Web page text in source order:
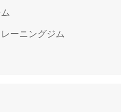
ーニングジム